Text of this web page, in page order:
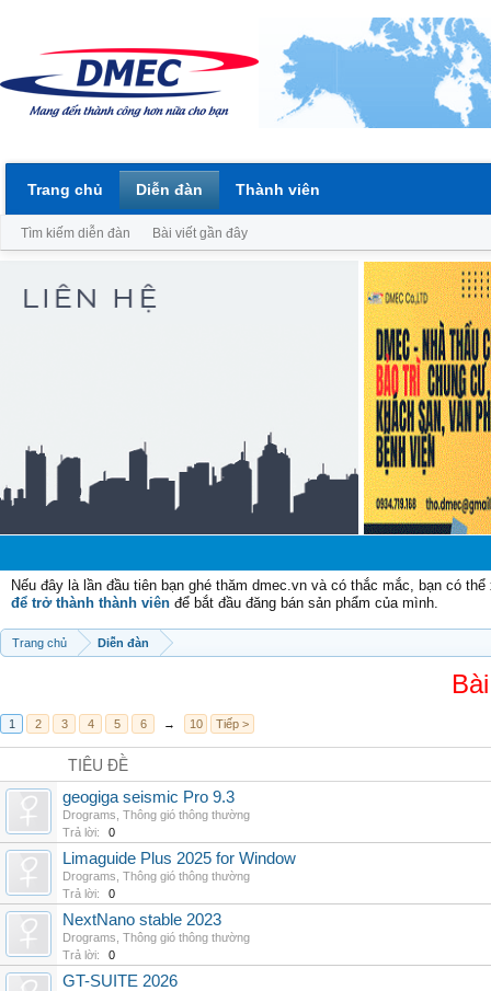
Nếu đây là lần đầu tiên bạn ghé thăm dmec.vn và có thắc mắc, bạn có
để trở thành thành viên để bắt đầu đăng bán sản phẩm của mình.
Trang chủ Diễn đàn
1 2 3 4 5 6 → 10 Tiếp >
TIÊU ĐỀ
geogiga seismic Pro 9.3
Drograms Thông gió thông thường
Trả lời:
0
Limaguide Plus 2025 for Window
Drograms Thông gió thông thường
Trả lời:
0
NextNano stable 2023
Drograms Thông gió thông thường
Trả lời:
0
GT-SUITE 2026
Trang chủ Diễn đàn
Tìm kiếm diễn đàn Bài viết gần đây
Thành viên